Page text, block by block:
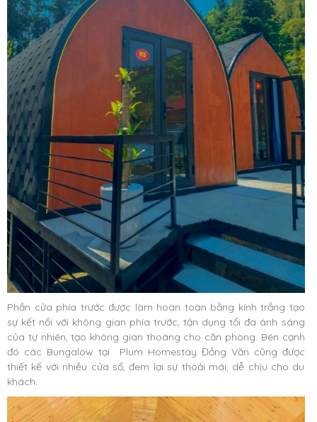
Phần cửa phía trước được làm hoàn toàn bằng kính trắng tạo
sự kết nối với không gian phía trước, tận dụng tối đa ánh sáng
của tự nhiên, tạo không gian thoáng cho căn phòng. Bên cạnh
đó các Bungalow tại Plum Homestay Đồng Văn cũng được
thiết kế với nhiều cửa sổ, đem lại sự thoải mái, dễ chịu cho du
khách.